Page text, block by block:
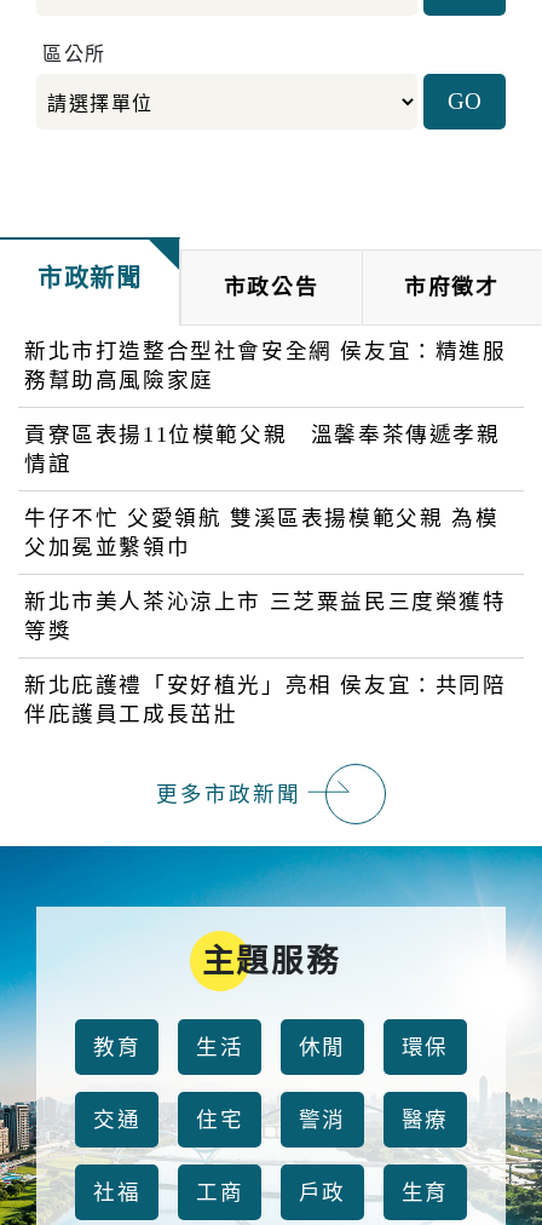
區公所
市政新聞 市政公告 市府徵才
新北市打造整合型社會安全網 侯友宜：精進服
務幫助高風險家庭
貢寮區表揚11位模範父親 溫馨奉茶傳遞孝親
情誼
牛仔不忙 父愛領航 雙溪區表揚模範父親 為模
父加冕並繫領巾
新北市美人茶沁涼上市 三芝粟益民三度榮獲特
等獎
新北庇護禮「安好植光」亮相 侯友宜：共同陪
伴庇護員工成長茁壯
更多市政新聞
主題服務
教育 生活 休閒 環保
交通 住宅 警消 醫療
社福 工商 戶政 生育